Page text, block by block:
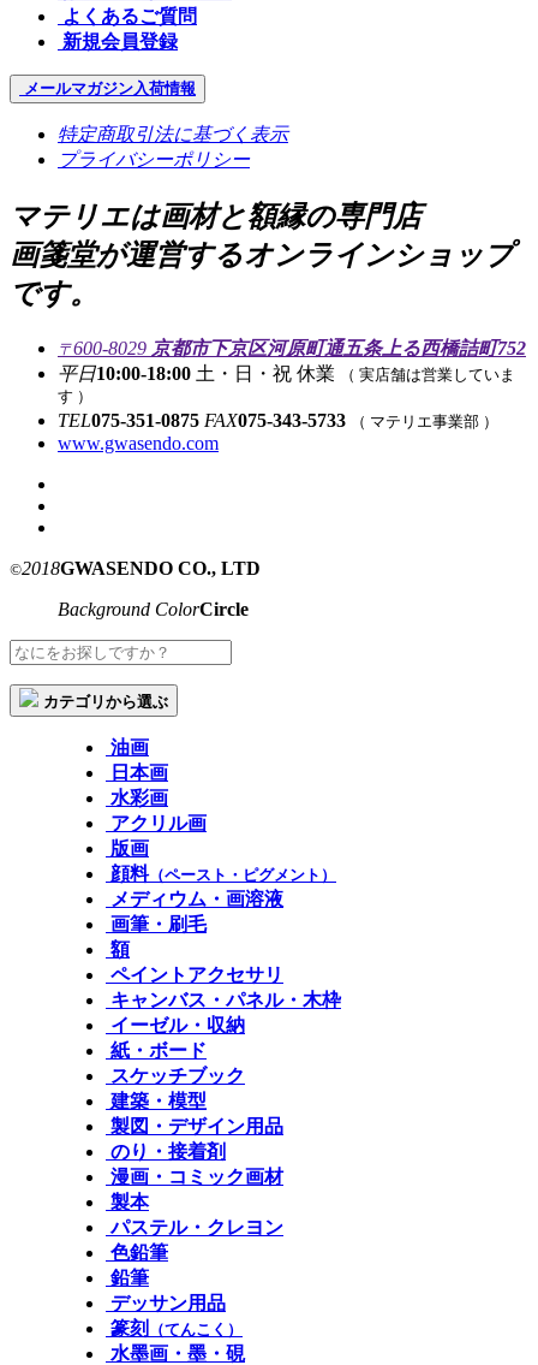
よくあるご質問
新規会員登録
メールマガジン入荷情報
特定商取引法に基づく表示
プライバシーポリシー
マテリエは画材と額縁の専門店
画箋堂が運営するオンラインショップ
です。
〒600-8029 京都市下京区河原町通五条上る西橋詰町752
平日10:00-18:00 土・日・祝 休業 （ 実店舗は営業していま
す ）
TEL075-351-0875 FAX075-343-5733 （ マテリエ事業部 ）
www.gwasendo.com
©2018GWASENDO CO., LTD
Background ColorCircle
カテゴリから選ぶ
油画
日本画
水彩画
アクリル画
版画
顔料（ペースト・ピグメント）
メディウム・画溶液
画筆・刷毛
額
ペイントアクセサリ
キャンバス・パネル・木枠
イーゼル・収納
紙・ボード
スケッチブック
建築・模型
製図・デザイン用品
のり・接着剤
漫画・コミック画材
製本
パステル・クレヨン
色鉛筆
鉛筆
デッサン用品
篆刻
（てんこく）
水墨画・墨・硯